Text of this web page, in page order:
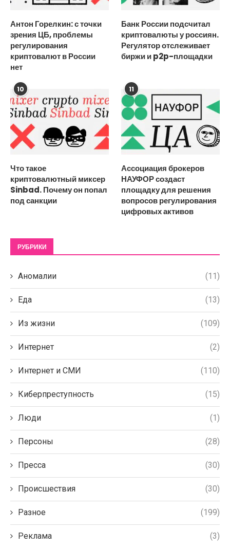
Антон Горелкин: с точки
зрения ЦБ, проблемы
регулирования
криптовалют в России
нет
Банк России подсчитал
криптовалюты у россиян.
Регулятор отслеживает
биржи и p2p-площадки
10
Что такое
криптовалютный миксер
Sinbad. Почему он попал
под санкции
11
Ассоциация брокеров
НАУФОР создаст
площадку для решения
вопросов регулирования
цифровых активов
РУБРИКИ
Аномалии (11)
Еда (13)
Из жизни (109)
Интернет (2)
Интернет и СМИ (110)
Киберпреступность (15)
Люди (1)
Персоны (28)
Пресса (30)
Происшествия (30)
Разное (199)
Реклама (3)